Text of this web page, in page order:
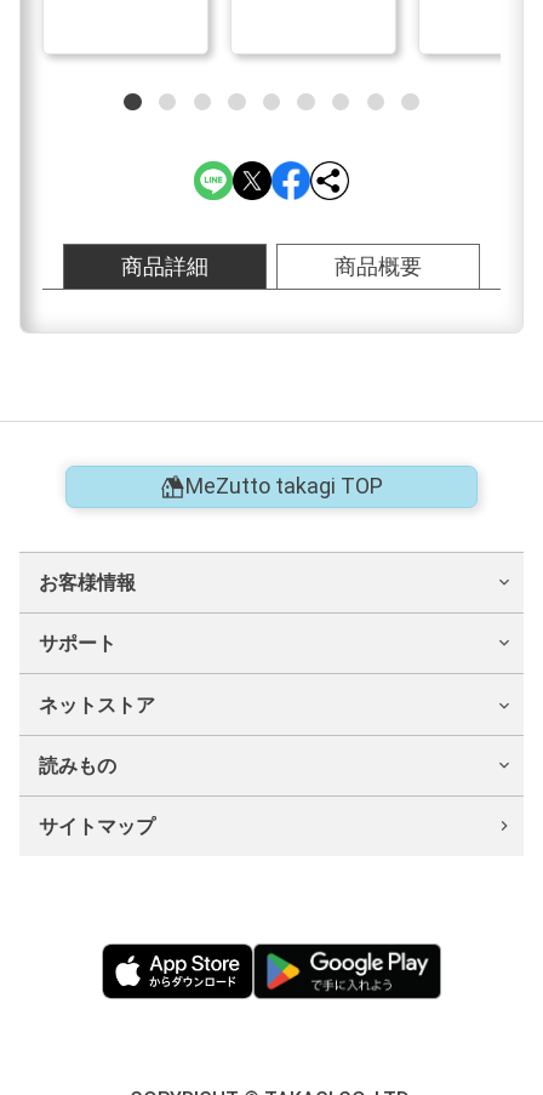
商品詳細 商品概要
MeZutto takagi TOP
お客様情報
サポート
ネットストア
読みもの
サイトマップ